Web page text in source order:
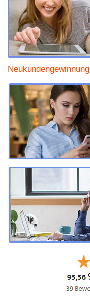
Neukundengewinnung